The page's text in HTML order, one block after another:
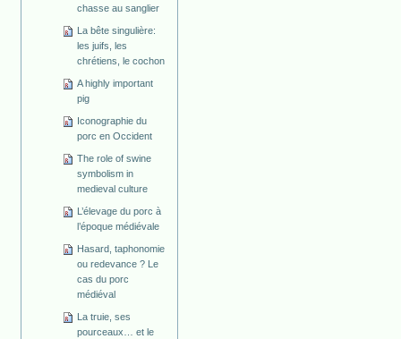
chasse au sanglier
La bête singulière:
les juifs, les
chrétiens, le cochon
A highly important
pig
Iconographie du
porc en Occident
The role of swine
symbolism in
medieval culture
L’élevage du porc à
l’époque médiévale
Hasard, taphonomie
ou redevance ? Le
cas du porc
médiéval
La truie, ses
pourceaux… et le